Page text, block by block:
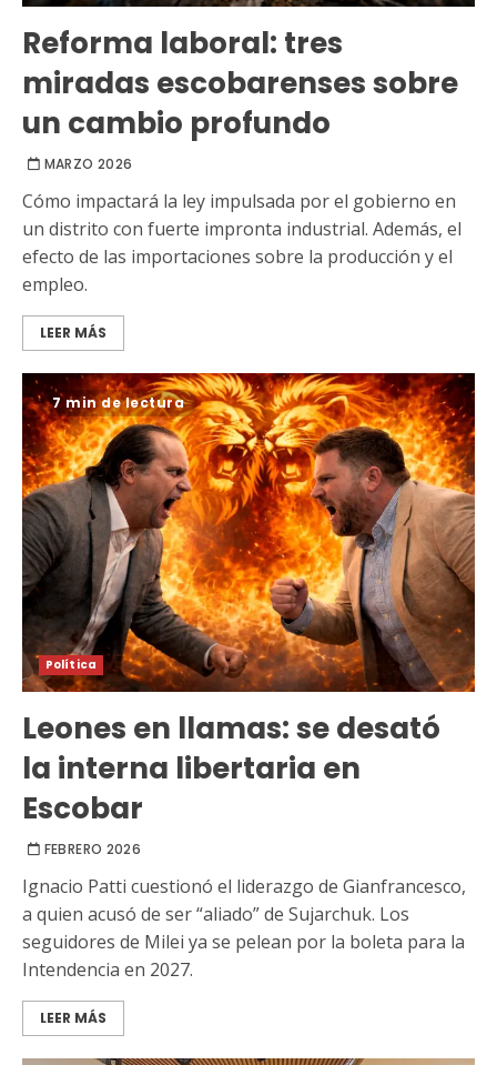
Reforma laboral: tres
miradas escobarenses sobre
un cambio profundo
MARZO 2026
Cómo impactará la ley impulsada por el gobierno en
un distrito con fuerte impronta industrial. Además, el
efecto de las importaciones sobre la producción y el
empleo.
LEER MÁS
7 min de lectura
Política
Leones en llamas: se desató
la interna libertaria en
Escobar
FEBRERO 2026
Ignacio Patti cuestionó el liderazgo de Gianfrancesco,
a quien acusó de ser “aliado” de Sujarchuk. Los
seguidores de Milei ya se pelean por la boleta para la
Intendencia en 2027.
LEER MÁS